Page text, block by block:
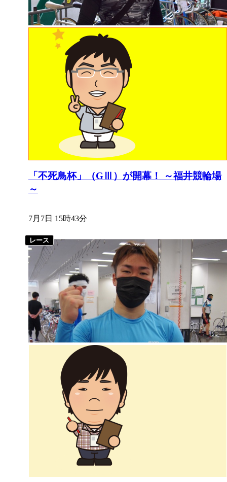
「不死鳥杯」（GⅢ）が開幕！ ～福井競輪場
～
7月7日 15時43分